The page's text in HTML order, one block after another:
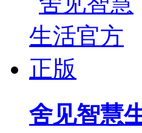
舍见智慧